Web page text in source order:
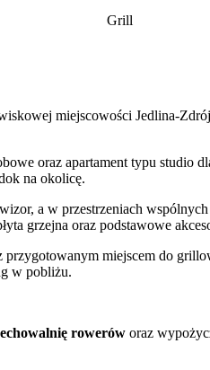
Grill
miejscowości Jedlina-
oraz apartament typu studio
na okolicę.
a w przestrzeniach
grzejna oraz podstawowe
przygotowanym miejscem do
w pobliżu.
rowerów oraz